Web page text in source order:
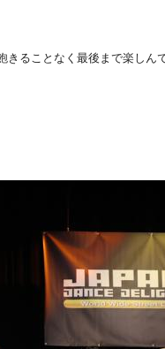
きることなく最後まで楽しん